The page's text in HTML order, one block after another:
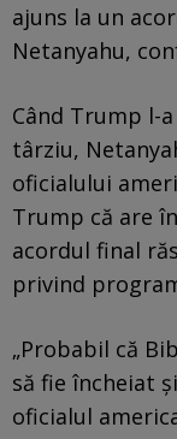
ajuns la un
Netanyahu,
Când Trump l-
târziu,
oficialului
Trump că are
acordul final
privind
„Probabil că
să fie încheiat
oficialul